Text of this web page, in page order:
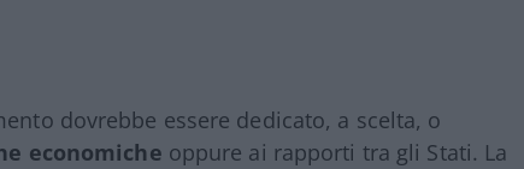
dovrebbe essere dedicato, a scelta, o
economiche oppure ai rapporti tra gli Stati. La